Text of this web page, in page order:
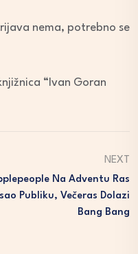
nema, potrebno se
“Ivan Goran
NEXT
Na Adventu Ras
Publiku, Večeras Dolazi
Bang Bang